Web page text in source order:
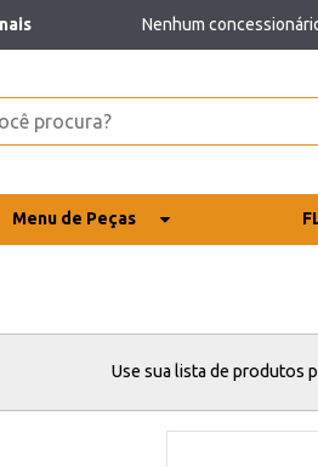
Nenhum
Menu de Peças
Use sua lista de produtos